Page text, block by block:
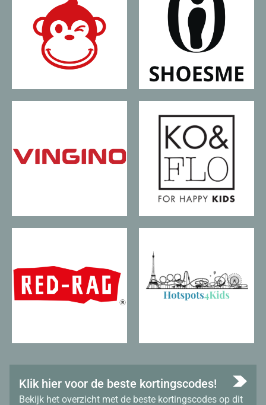
Klik hier voor de beste kortingscodes!
Bekijk het overzicht met de beste kortingscodes op dit